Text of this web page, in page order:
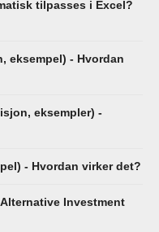
tilpasses i Excel?
eksempel) - Hvordan
eksempler) -
- Hvordan virker det?
Investment